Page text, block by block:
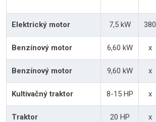
Elektrický motor 7,5 kW 380
Benzínový motor 6,60 kW x
Benzínový motor 9,60 kW x
Kultivačný traktor 8-15 HP x
Traktor 20 HP x